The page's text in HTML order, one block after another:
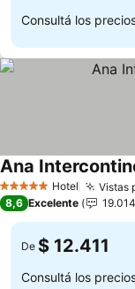
Consultá los
5 Estrellas Hotel Vistas
Ana
8,6 Excelente 19.014
De $ 12.411
Consultá los